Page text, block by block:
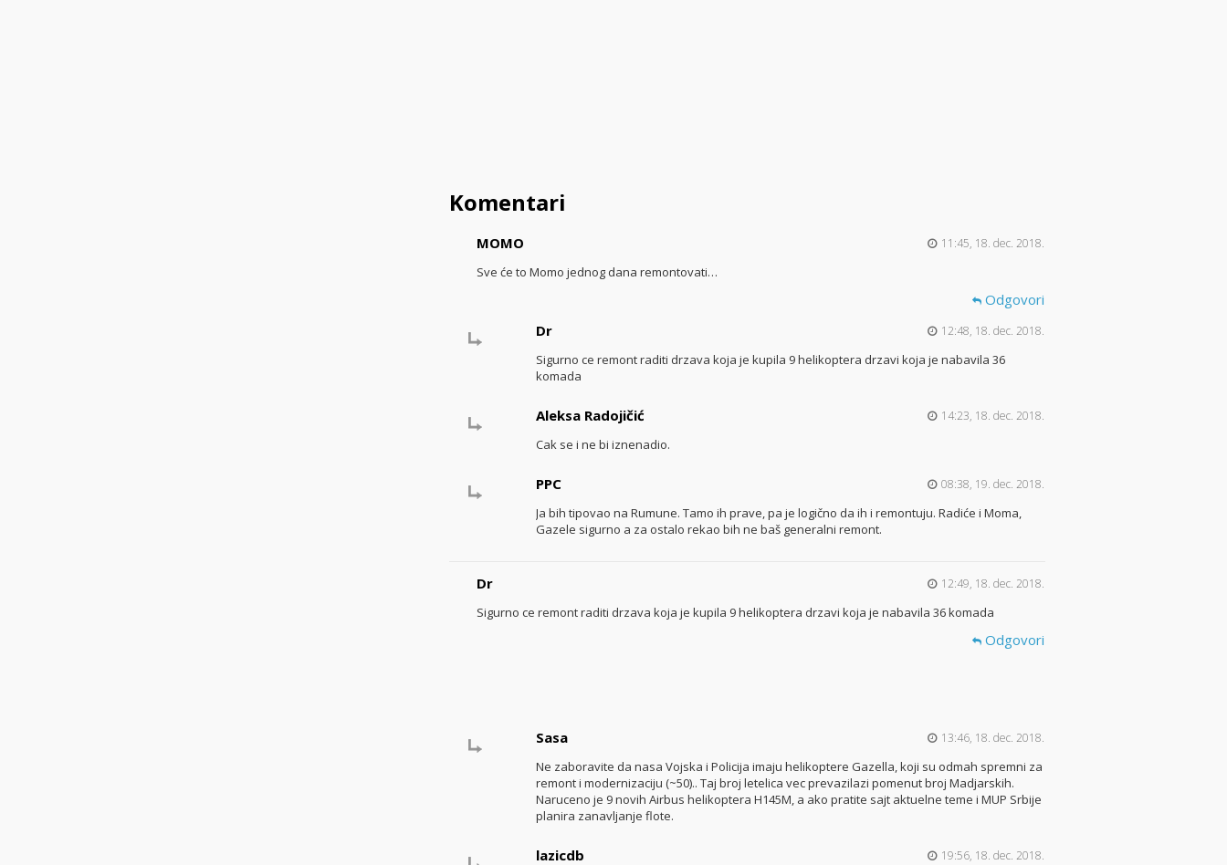
Komentari
MOMO 11:45, 18. dec. 2018.
Sve će to Momo jednog dana remontovati…
Odgovori
Dr
12:48, 18. dec. 2018.
Sigurno ce remont raditi drzava koja je kupila 9 helikoptera drzavi koja je nabavila 36
komada
Aleksa Radojičić 14:23, 18. dec. 2018.
Cak se i ne bi iznenadio.
PPC 08:38, 19. dec. 2018.
Ja bih tipovao na Rumune. Tamo ih prave, pa je logično da ih i remontuju. Radiće i Moma,
Gazele sigurno a za ostalo rekao bih ne baš generalni remont.
Dr 12:49, 18. dec. 2018.
Sigurno ce remont raditi drzava koja je kupila 9 helikoptera drzavi koja je nabavila 36 komada
Odgovori
Sasa 13:46, 18. dec. 2018.
Ne zaboravite da nasa Vojska i Policija imaju helikoptere Gazella, koji su odmah spremni za
remont i modernizaciju (~50).. Taj broj letelica vec prevazilazi pomenut broj Madjarskih.
Naruceno je 9 novih Airbus helikoptera H145M, a ako pratite sajt aktuelne teme i MUP Srbije
planira zanavljanje flote.
lazicdb 19:56, 18. dec. 2018.